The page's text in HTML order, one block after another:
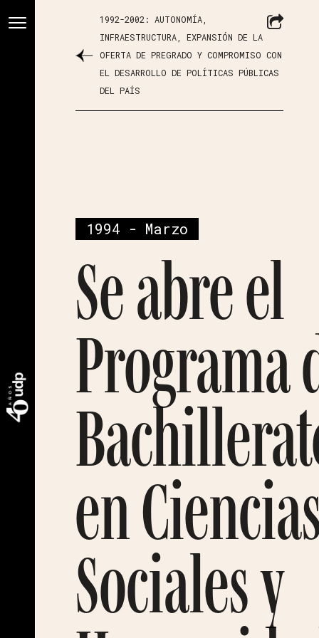
1992-2002: AUTONOMÍA,
INFRAESTRUCTURA, EXPANSIÓN DE LA
OFERTA DE PREGRADO Y COMPROMISO CON
EL DESARROLLO DE POLÍTICAS PÚBLICAS
DEL PAÍS
1994 - Marzo
Se abre el
Programa
en
Sociales y